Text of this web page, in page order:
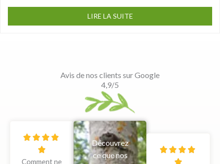
LIRE LA SUITE
Avis de nos clients sur Google
4,9/5
   

N
o
t
Comment ne
Découvrez
ce que nos
   

N
o